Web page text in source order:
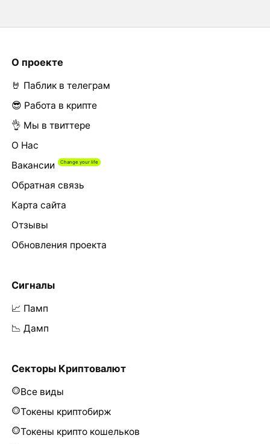
О проекте
🤘 Паблик в телеграм
😎 Работа в крипте
👌 Мы в твиттере
О Нас
Вакансии
Обратная связь
Карта сайта
Отзывы
Обновления проекта
Сигналы
📈 Памп
📉 Дамп
Секторы Криптовалют
Все виды
Токены криптобирж
Токены крипто кошельков